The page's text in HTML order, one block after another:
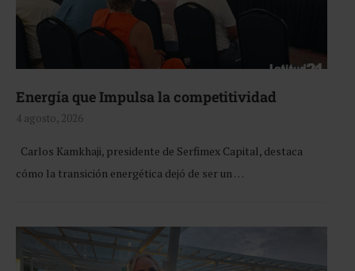
Energía que Impulsa la competitividad
4 agosto, 2026
Carlos Kamkhaji, presidente de Serfimex Capital, destaca
cómo la transición energética dejó de ser un …